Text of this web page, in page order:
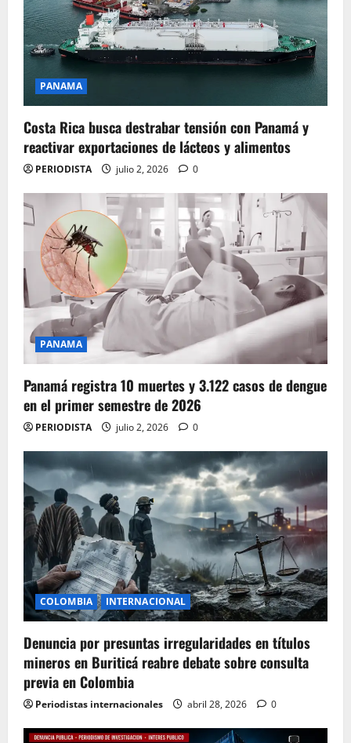
PANAMA
Costa Rica busca destrabar tensión con Panamá y
reactivar exportaciones de lácteos y alimentos
PERIODISTA julio 2, 2026 0
PANAMA
Panamá registra 10 muertes y 3.122 casos de dengue
en el primer semestre de 2026
PERIODISTA julio 2, 2026 0
COLOMBIA INTERNACIONAL
Denuncia por presuntas irregularidades en títulos
mineros en Buriticá reabre debate sobre consulta
previa en Colombia
Periodistas internacionales abril 28, 2026 0